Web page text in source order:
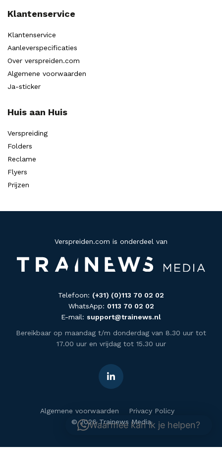
Klantenservice
Klantenservice
Aanleverspecificaties
Over verspreiden.com
Algemene voorwaarden
Ja-sticker
Huis aan Huis
Verspreiding
Folders
Reclame
Flyers
Prijzen
Verspreiden.com is onderdeel van
Telefoon: (+31) (0)113 70 02 02
WhatsApp: 0113 70 02 02
E-mail: support@trainews.nl
Bereikbaar op maandag t/m donderdag van 8.30 uur tot
17.00 uur en vrijdag tot 15.30 uur
Algemene voorwaarden
Privacy Policy
© 2026 Trainews Media
Waarmee kan ik je helpen?